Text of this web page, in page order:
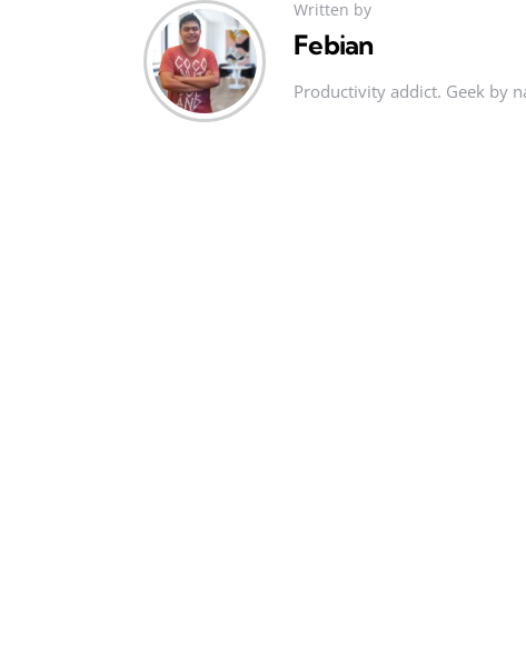
Written by
Febian
Productivity addict. Geek by